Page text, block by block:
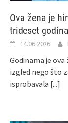
Ova žena je
trideset
14.06.2026
Godinama je ova
izgled nego što
isprobavala [...]